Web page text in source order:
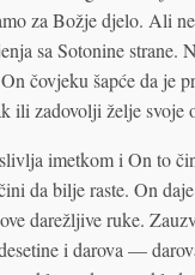
za Božje djelo. Ali
sa Sotonine
čovjeku šapće da je
ili zadovolji želje svoje
imetkom i On to
da bilje raste. On
darežljive ruke.
i darova —